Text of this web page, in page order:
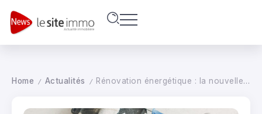
Home / Actualités / Rénovation énergétique : la nouvelle équation rentable en 2025